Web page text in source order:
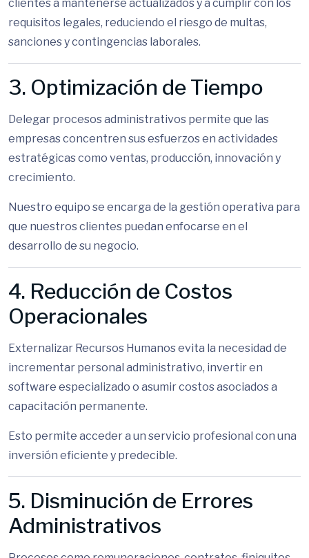
clientes a mantenerse actualizados y a cumplir con los
requisitos legales, reduciendo el riesgo de multas,
sanciones y contingencias laborales.
3. Optimización de Tiempo
Delegar procesos administrativos permite que las
empresas concentren sus esfuerzos en actividades
estratégicas como ventas, producción, innovación y
crecimiento.
Nuestro equipo se encarga de la gestión operativa para
que nuestros clientes puedan enfocarse en el
desarrollo de su negocio.
4. Reducción de Costos
Operacionales
Externalizar Recursos Humanos evita la necesidad de
incrementar personal administrativo, invertir en
software especializado o asumir costos asociados a
capacitación permanente.
Esto permite acceder a un servicio profesional con una
inversión eficiente y predecible.
5. Disminución de Errores
Administrativos